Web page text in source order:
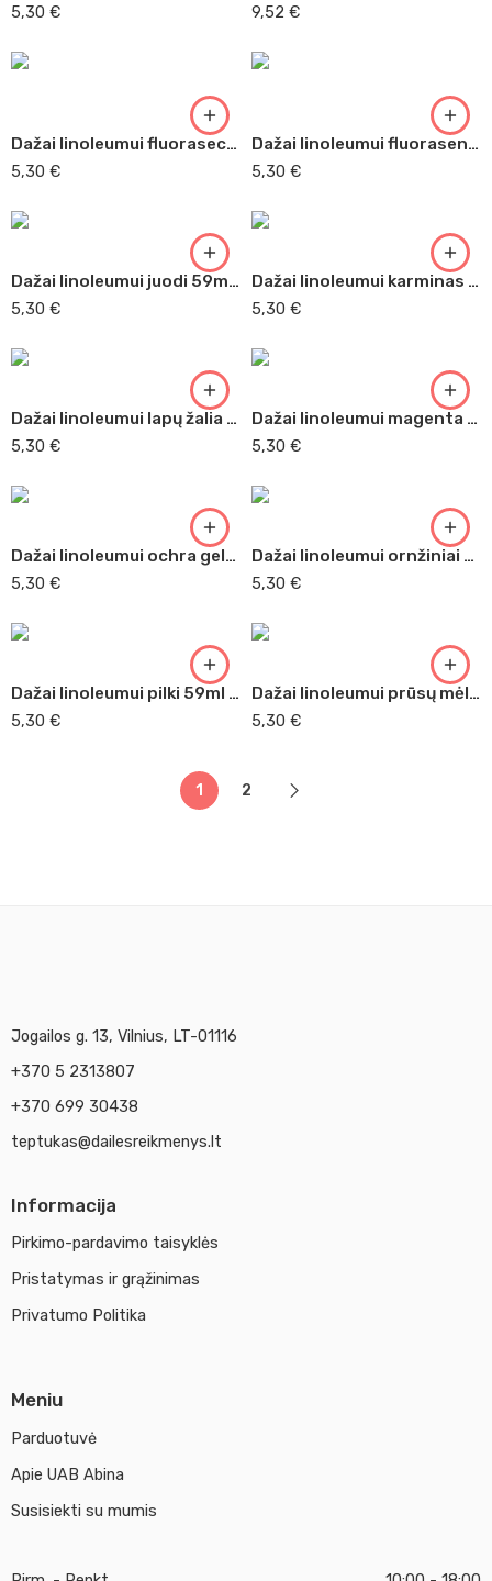
5,30 €
9,52 €
Dažai linoleumui fluoraseciniai rožiniai 59ml Adigraf
5,30 €
Dažai linoleumui fluorasensinė geltona 59ml Adigraf
5,30 €
Dažai linoleumui juodi 59ml Adigraf (026)
5,30 €
Dažai linoleumui karminas 59ml Adigraf (513)
5,30 €
Dažai linoleumui lapų žalia 59ml Adigraf (355)
5,30 €
Dažai linoleumui magenta 59ml Adigraf (409)
5,30 €
Dažai linoleumui ochra geltona 59m Adigraf
5,30 €
Dažai linoleumui ornžiniai 59ml Adigraf
5,30 €
Dažai linoleumui pilki 59ml Adigraf (065)
5,30 €
Dažai linoleumui prūsų mėlyna 59ml Adigraf (135)
5,30 €
1 2
Jogailos g. 13, Vilnius, LT-01116
+370 5 2313807
+370 699 30438
teptukas@dailesreikmenys.lt
Informacija
Pirkimo-pardavimo taisyklės
Pristatymas ir grąžinimas
Privatumo Politika
Meniu
Parduotuvė
Apie UAB Abina
Susisiekti su mumis